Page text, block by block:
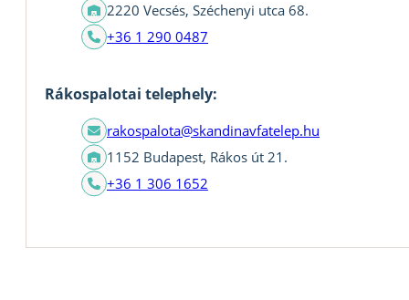
2220 Vecsés, Széchenyi utca 68.
+36 1 290 0487
Rákospalotai telephely:
rakospalota@skandinavfatelep.hu
1152 Budapest, Rákos út 21.
+36 1 306 1652